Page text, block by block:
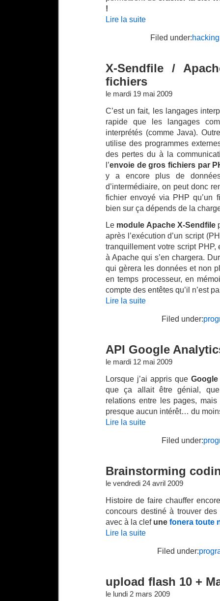
!
Lire la suite
Filed under:hacking
X-Sendfile /
fichiers
le mardi 19 mai 2009
C’est un fait, les langages
rapide que les langages
interprétés (comme Java).
utilise des programmes
des pertes du à la
l’envoie de gros fichiers par
y a encore plus de
d’intermédiaire, on peut donc
fichier envoyé via PHP qu’un
bien sur ça dépends de la
Le module Apache X-Sendfile
après l’exécution d’un script
tranquillement votre script
à Apache qui s’en chargera.
qui gèrera les données et non
en temps processeur, en
compte des entêtes qu’il n’est
Lire la suite
Filed under:
API Google
le mardi 12 mai 2009
Lorsque j’ai appris que
que ça allait être génial, que
relations entre les pages,
presque aucun intérêt… du
Lire la suite
Filed under:
Brainstorming
le vendredi 24 avril 2009
Histoire de faire chauffer
concours destiné à trouver
avec à la clef une fonera toute
Lire la suite
Filed under:
upload flash 10 +
le lundi 2 mars 2009